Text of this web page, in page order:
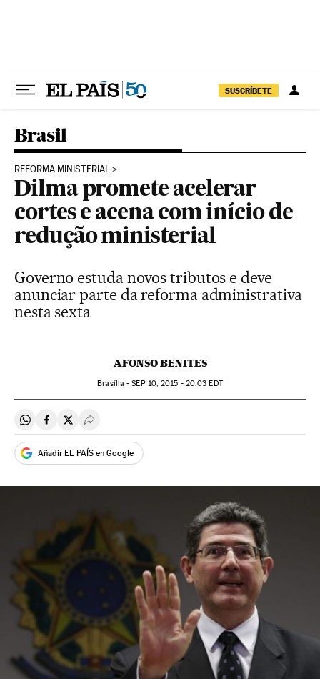
SUSCRÍBETE
Brasil
REFORMA MINISTERIAL
Dilma promete acelerar
cortes e acena com início de
redução ministerial
Governo estuda novos tributos e deve
anunciar parte da reforma administrativa
nesta sexta
AFONSO BENITES
Brasília -SEP10, 2015 - 20:03 EDT
Compartir en Whatsapp
Compartir en Facebook
Compartir en Twitter
Desplegar Redes Sociales
Añadir EL PAÍS en Google